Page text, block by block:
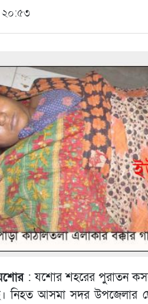
২০:৫৩
: যশোর শহরের পুরাতন কসবা
নিহত আসমা সদর উপজেলার